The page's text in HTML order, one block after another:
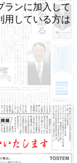
ランに加入して
用している方は